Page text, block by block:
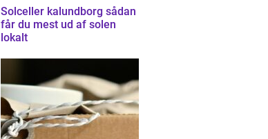
Solceller kalundborg sådan
får du mest ud af solen
lokalt